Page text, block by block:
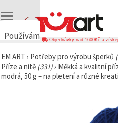
Používáme
🍪
Používáme
cookies a
Objednávky nad 1600Kč a
EM ART › Potřeby pro výrobu šperků
Příze a nitě (331)› Měkká a kvalitní
modrá, 50 g – na pletení a různé